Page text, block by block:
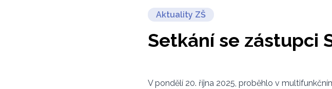
Aktuality ZŠ
Setkání se zástupci
V pondělí 20. října 2025, proběhlo v